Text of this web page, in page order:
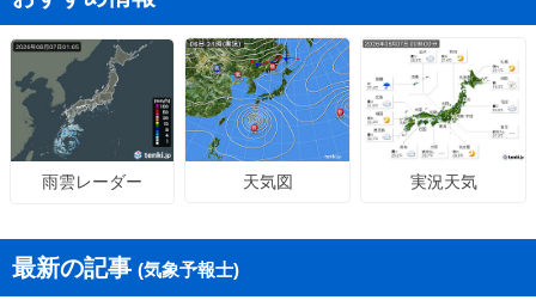
雨雲レーダー 天気図 実況天気
最新の記事 (気象予報士)